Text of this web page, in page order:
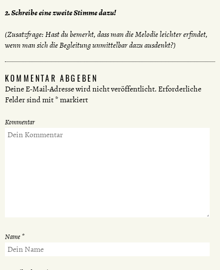
2. Schreibe eine zweite Stimme dazu!
(Zusatzfrage: Hast du bemerkt, dass man die Melodie leichter erfindet,
wenn man sich die Begleitung unmittelbar dazu ausdenkt?)
KOMMENTAR ABGEBEN
Deine E-Mail-Adresse wird nicht veröffentlicht. Erforderliche
Felder sind mit*markiert
Kommentar
Name *